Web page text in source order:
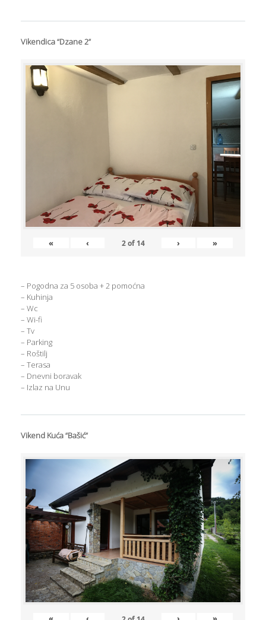
Vikendica “Dzane 2”
« ‹ 2of 14 › »
– Pogodna za 5 osoba + 2 pomoćna
– Kuhinja
– Wc
– Wi-fi
– Tv
– Parking
– Roštilj
– Terasa
– Dnevni boravak
– Izlaz na Unu
Vikend Kuća “Bašić”